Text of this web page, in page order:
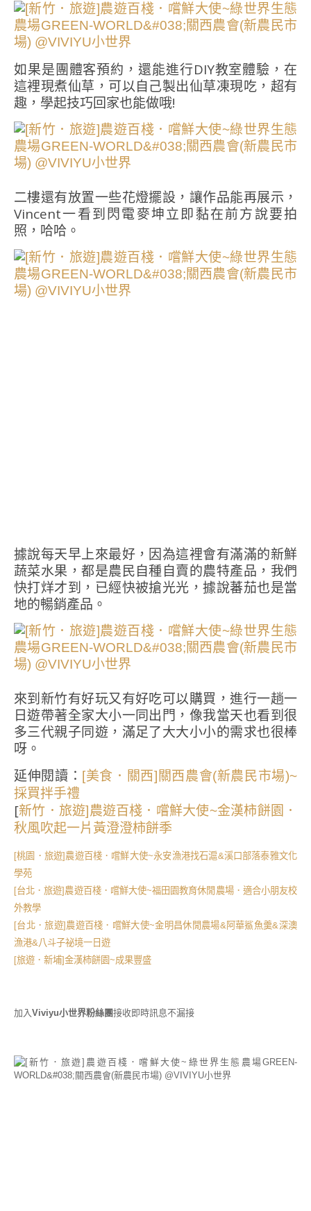
如果是團體客預約，還能進行DIY教室體驗，在
這裡現煮仙草，可以自己製出仙草凍現吃，超有
趣，學起技巧回家也能做哦!
二樓還有放置一些花燈擺設，讓作品能再展示，
Vincent一看到閃電麥坤立即黏在前方說要拍
照，哈哈。
據說每天早上來最好，因為這裡會有滿滿的新鮮
蔬菜水果，都是農民自種自賣的農特產品，我們
快打烊才到，已經快被搶光光，據說蕃茄也是當
地的暢銷產品。
來到新竹有好玩又有好吃可以購買，進行一趟一
日遊帶著全家大小一同出門，像我當天也看到很
多三代親子同遊，滿足了大大小小的需求也很棒
呀。
延伸閱讀： [美食．關西]關西農會(新農民市場)~
採買拌手禮
[新竹．旅遊]農遊百棧．嚐鮮大使~金漢柿餅園．
秋風吹起一片黃澄澄柿餅季
[桃園．旅遊]農遊百棧．嚐鮮大使~永安漁港找石滬&溪口部落泰雅文化
學苑
[台北．旅遊]農遊百棧．嚐鮮大使~福田園教育休閒農場．適合小朋友校
外教學
[台北．旅遊]農遊百棧．嚐鮮大使~金明昌休閒農場&阿華鯊魚羹&深澳
漁港&八斗子祕境一日遊
[旅遊．新埔]金漢柿餅園~成果豐盛
加入Viviyu小世界粉絲團接收即時訊息不漏接